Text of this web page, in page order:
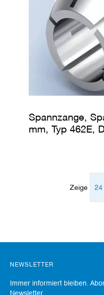
Spannzange,
mm, Typ 462E,
Zeige
Immer informiert bleiben.
Newsletter.
NEWSLETTER